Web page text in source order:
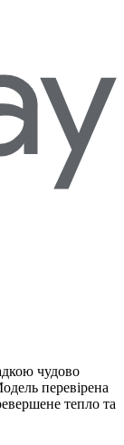
чудово
перевірена
тепло та